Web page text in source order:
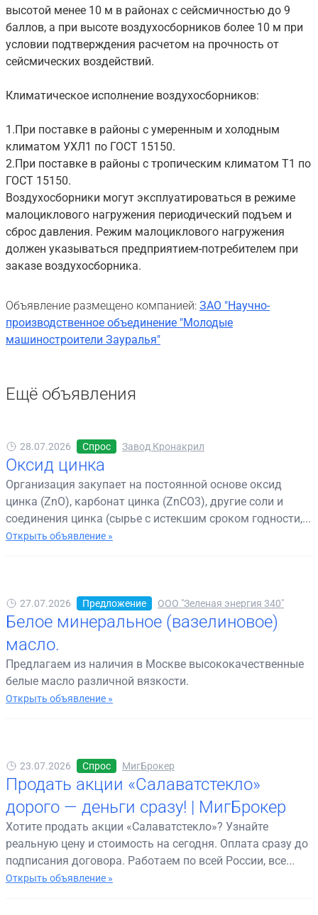
высотой менее 10 м в районах с сейсмичностью до 9
баллов, а при высоте воздухосборников более 10 м при
условии подтверждения расчетом на прочность от
сейсмических воздействий.
Климатическое исполнение воздухосборников:
1.При поставке в районы с умеренным и холодным
климатом УХЛ1 по ГОСТ 15150.
2.При поставке в районы с тропическим климатом Т1 по
ГОСТ 15150.
Воздухосборники могут эксплуатироваться в режиме
малоциклового нагружения периодический подъем и
сброс давления. Режим малоциклового нагружения
должен указываться предприятием-потребителем при
заказе воздухосборника.
Объявление размещено компанией: ЗАО "Научно-
производственное объединение "Молодые
машиностроители Зауралья"
Ещё объявления
28.07.2026 Спрос Завод Кронакрил
Оксид цинка
Организация закупает на постоянной основе оксид
цинка (ZnO), карбонат цинка (ZnCO3), другие соли и
соединения цинка (сырье с истекшим сроком годности,...
Открыть объявление »
27.07.2026 Предложение ООО "Зеленая энергия 340"
Белое минеральное (вазелиновое)
масло.
Предлагаем из наличия в Москве высококачественные
белые масло различной вязкости.
Открыть объявление »
23.07.2026 Спрос МигБрокер
Продать акции «Салаватстекло»
дорого — деньги сразу! | МигБрокер
Хотите продать акции «Салаватстекло»? Узнайте
реальную цену и стоимость на сегодня. Оплата сразу до
подписания договора. Работаем по всей России, все...
Открыть объявление »